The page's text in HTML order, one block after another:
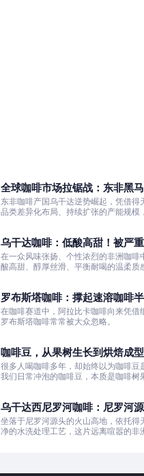
全球咖啡市场拉锯战：东非黑
与发展真相
东非咖啡产国乌干达逆势崛起，凭借得
品类差异化布局、持续扩张的产能规模
乌干达咖啡：低酸高甜！被严
粮豆
在一众风味张扬、个性浓烈的非洲咖啡
酸高甜、醇厚丝滑、平衡耐喝的温柔质
罗布斯塔咖啡：撑起速溶咖啡
在咖啡赛道中，阿拉比卡咖啡向来凭借
罗布斯塔咖啡常常被大众忽略。
咖啡豆，从果树生长到烘焙成型
很多人喝咖啡多年，却始终以为咖啡豆
我们日常冲泡的咖啡豆，本质是咖啡树
乌干达西尼罗河咖啡：尼罗河
坐落于尼罗河源头的火山高地，依托得
净的水洗处理工艺，这片远离喧嚣的非